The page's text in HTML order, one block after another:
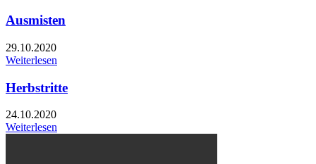
Ausmisten
29.10.2020
Weiterlesen
Herbstritte
24.10.2020
Weiterlesen